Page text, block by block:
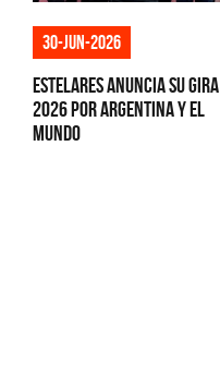
30-jun-2026
Estelares anuncia su gira
2026 por Argentina y el
mundo